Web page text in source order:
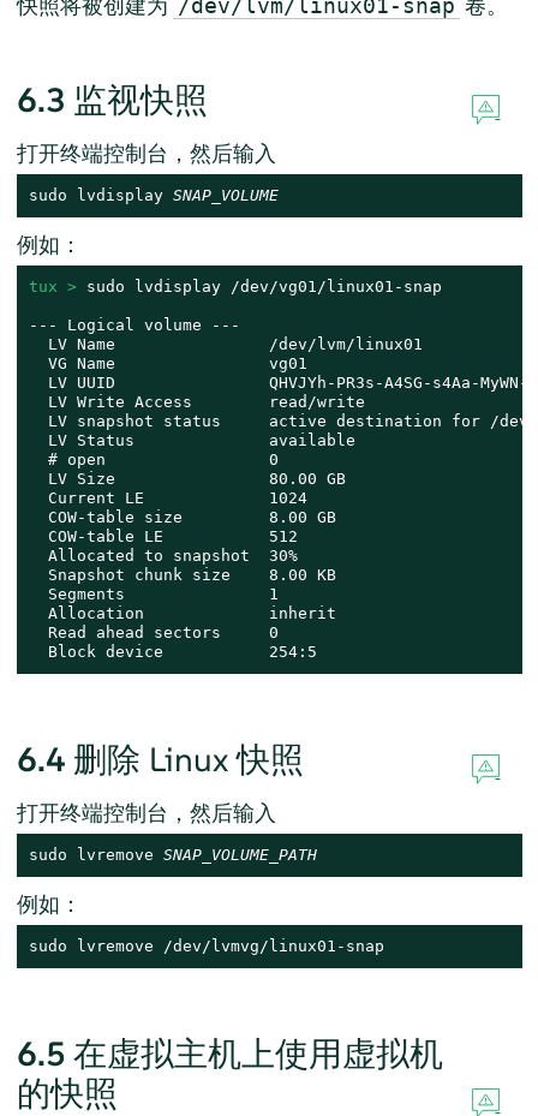
/dev/lvm/linux01-snap
6.3 监视快照
打开终端控制台，然后输入
sudo lvdisplay SNAP_VOLUME
例如：
tux > sudo lvdisplay /dev/vg01/linux01-snap
--- Logical volume ---
  LV Name                /dev/lvm/linux01
  VG Name                vg01
LV UUID                QHVJYh-PR3s-A4SG-s4Aa-MyWN-
  LV Write Access        read/write
LV snapshot status     active destination for /
  LV Status              available
  # open                 0
  LV Size                80.00 GB
  Current LE             1024
  COW-table size         8.00 GB
  COW-table LE           512
  Allocated to snapshot  30%
  Snapshot chunk size    8.00 KB
  Segments               1
  Allocation             inherit
  Read ahead sectors     0
  Block device           254:5
6.4 删除 Linux 快照
打开终端控制台，然后输入
sudo lvremove SNAP_VOLUME_PATH
例如：
sudo lvremove /dev/lvmvg/linux01-snap
6.5 在虚拟主机上使用虚拟机
的快照